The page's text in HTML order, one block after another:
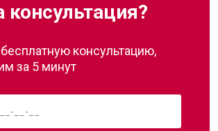
консультацию,
за 5 минут